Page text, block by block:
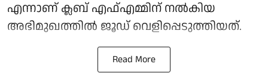
എന്നാണ് ക്ലബ് എഫ്എമ്മിന് നല്‍കിയ
അഭിമുഖത്തില്‍ ജൂഡ് വെളിപ്പെടുത്തിയത്.
Read More